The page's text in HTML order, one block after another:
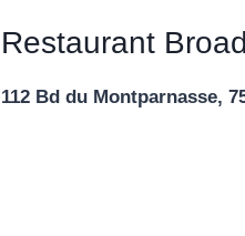
Restaurant
112 Bd du Montparnasse,